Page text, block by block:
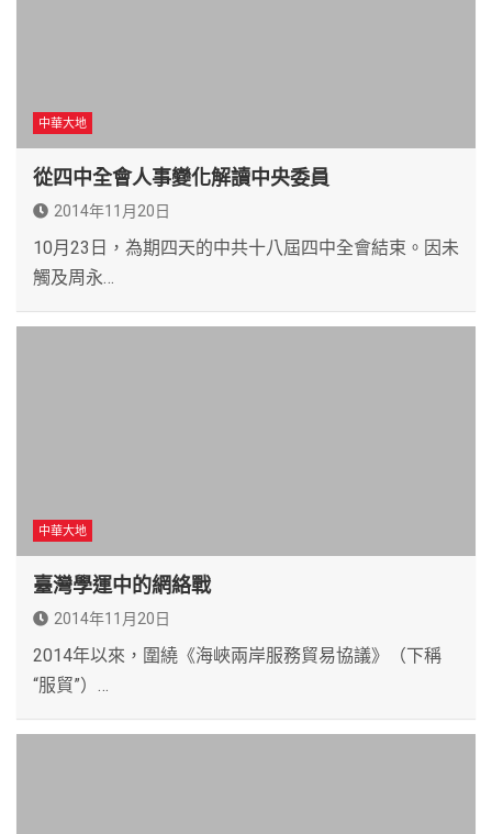
中華大地
從四中全會人事變化解讀中央委員
2014年11月20日
10月23日，為期四天的中共十八屆四中全會結束。因未
觸及周永…
中華大地
臺灣學運中的網絡戰
2014年11月20日
2014年以來，圍繞《海峽兩岸服務貿易協議》（下稱
“服貿”）…